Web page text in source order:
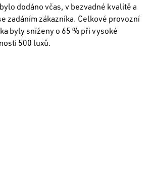
dodáno včas, v bezvadné kvalitě a
zadáním zákazníka. Celkové provozní
byly sníženy o 65 % při vysoké
500 luxů.